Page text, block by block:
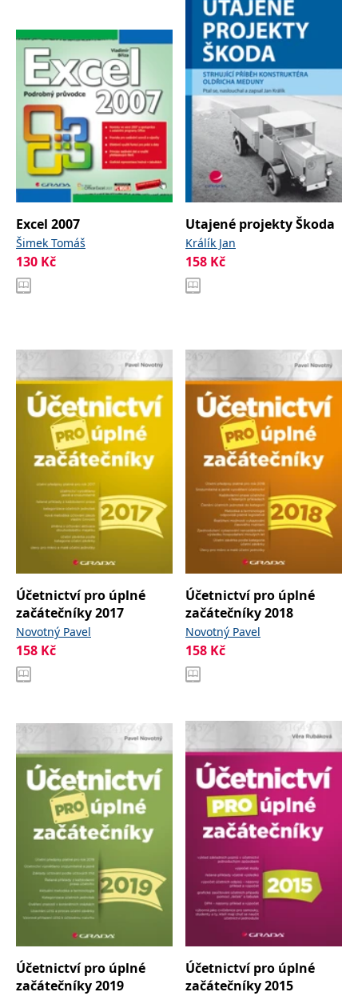
Excel 2007
Šimek Tomáš
130 Kč
Utajené projekty Škoda
Králík Jan
158 Kč
Účetnictví pro úplné
začátečníky 2017
Novotný Pavel
158 Kč
Účetnictví pro úplné
začátečníky 2018
Novotný Pavel
158 Kč
Účetnictví pro úplné
začátečníky 2019
Účetnictví pro úplné
začátečníky 2015